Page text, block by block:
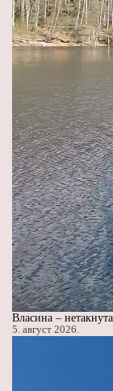
Власина –
5. август 2026.